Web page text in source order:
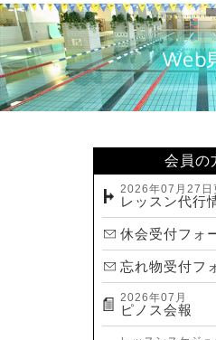
2024.06(29)
2024.05(22)
2024.04(20)
2024.03(16)
会員の
2026年07月27日
レッスン代行
休会受付フォ
忘れ物受付フ
2026年07月
ピノス会報